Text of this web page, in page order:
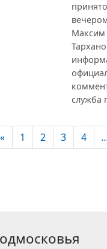
Максим
служба
« 1 2 3 4